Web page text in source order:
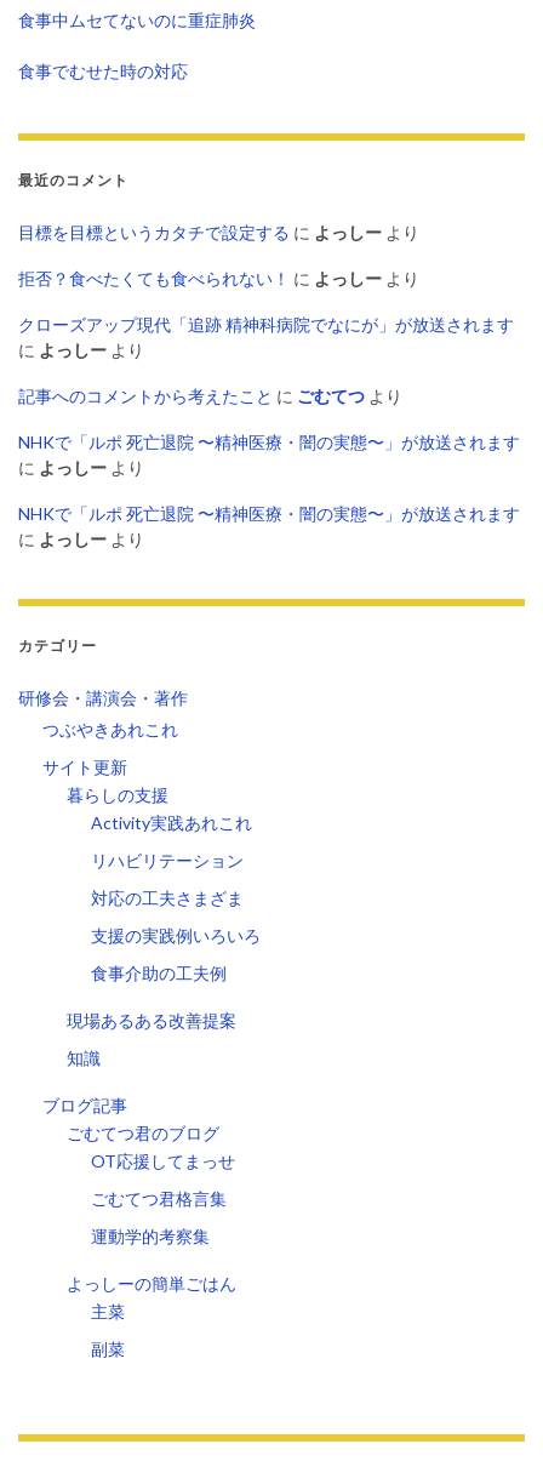
食事中ムセてないのに重症肺炎
食事でむせた時の対応
最近のコメント
目標を目標というカタチで設定する に よっしー より
拒否？食べたくても食べられない！ に よっしー より
クローズアップ現代「追跡 精神科病院でなにが」が放送されます
に よっしー より
記事へのコメントから考えたこと に ごむてつ より
NHKで「ルポ 死亡退院 〜精神医療・闇の実態〜」が放送されます
に よっしー より
NHKで「ルポ 死亡退院 〜精神医療・闇の実態〜」が放送されます
に よっしー より
カテゴリー
研修会・講演会・著作
つぶやきあれこれ
サイト更新
暮らしの支援
Activity実践あれこれ
リハビリテーション
対応の工夫さまざま
支援の実践例いろいろ
食事介助の工夫例
現場あるある改善提案
知識
ブログ記事
ごむてつ君のブログ
OT応援してまっせ
ごむてつ君格言集
運動学的考察集
よっしーの簡単ごはん
主菜
副菜